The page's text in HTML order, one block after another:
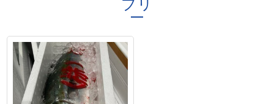
ブリ